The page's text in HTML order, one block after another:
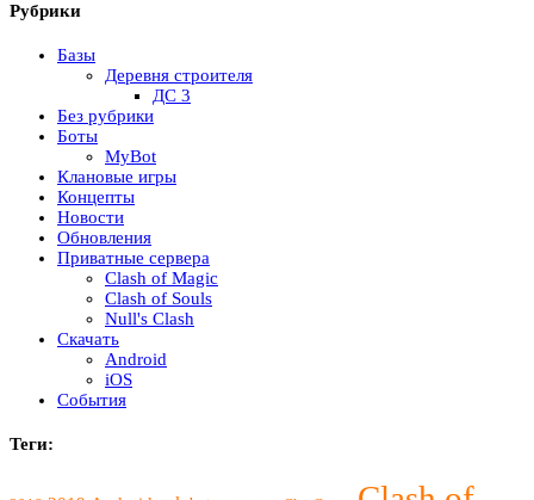
Рубрики
Базы
Деревня строителя
ДС 3
Без рубрики
Боты
MyBot
Клановые игры
Концепты
Новости
Обновления
Приватные сервера
Clash of Magic
Clash of Souls
Null's Clash
Скачать
Android
iOS
События
Теги: